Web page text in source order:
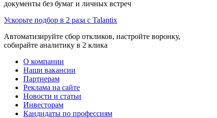
документы без бумаг и личных встреч
Ускорьте подбор в 2 раза с Talantix
Автоматизируйте сбор откликов, настройте воронку,
собирайте аналитику в 2 клика
О компании
Наши вакансии
Партнерам
Реклама на сайте
Новости и статьи
Инвесторам
Кандидаты по профессиям